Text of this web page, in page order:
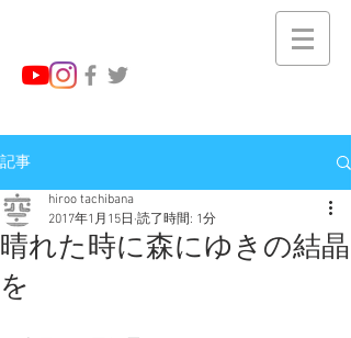
記事
晴れた時に森にゆきの結晶
を
hiroo tachibana
2017年1月15日 読了時間: 1分